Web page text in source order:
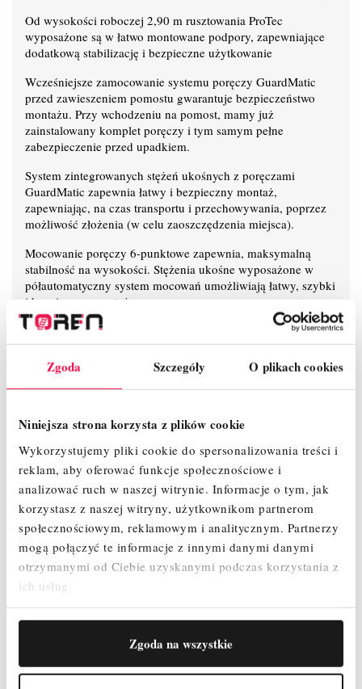
Zgoda Szczegóły O plikach cookies
Niniejsza strona korzysta z plików cookie
Wykorzystujemy pliki cookie do spersonalizowania treści i
reklam, aby oferować funkcje społecznościowe i
analizować ruch w naszej witrynie. Informacje o tym, jak
korzystasz z naszej witryny, użytkownikom partnerom
społecznościowym, reklamowym i analitycznym. Partnerzy
mogą połączyć te informacje z innymi danymi danymi
otrzymanymi od Ciebie uzyskanymi podczas korzystania z
ich usług.
Zgoda na wszystkie
Od wysokości roboczej 2,90 m rusztowania ProTec
wyposażone są w łatwo montowane podpory, zapewniające
dodatkową stabilizację i bezpieczne użytkowanie
Wcześniejsze zamocowanie systemu poręczy GuardMatic
przed zawieszeniem pomostu gwarantuje bezpieczeństwo
montażu. Przy wchodzeniu na pomost, mamy już
zainstalowany komplet poręczy i tym samym pełne
zabezpieczenie przed upadkiem.
System zintegrowanych stężeń ukośnych z poręczami
GuardMatic zapewnia łatwy i bezpieczny montaż,
zapewniając, na czas transportu i przechowywania, poprzez
możliwość złożenia (w celu zaoszczędzenia miejsca).
Mocowanie poręczy 6-punktowe zapewnia, maksymalną
stabilność na wysokości. Stężenia ukośne wyposażone w
półautomatyczny system mocowań umożliwiają łatwy, szybki
i bezpieczny montaż.
Nowoczesny i innowacyjny kształt stężeń ukośnych zapewnia
maksymalną przestrzeń użytkową na pomoście.
Podstawowa konstrukcja gwarantuje łatwy, szybki montaż i
demontaż
Maksymalna odległość pomiędzy kolejnymi pomostami
wynosi 2 m zapewniając przy tym szybki i beznarzędziowy
montaż.
Wchodzenie od wewnętrznej strony rusztowania jest
bezpieczne dzięki antypoślizgowym, profilowanym
szczeblom zamontowanym na ramie pionowej
Dwie 1-metrowe ramy pionowe w zestawie, które można
połączyć w 2-metrową ramę pionową, umożliwiają elastyczny
montaż
Odporny na warunki atmosferyczne i antypoślizgowy pomost
(2,00 x 0,60 m)
Rolki jezdne wyposażone w hamulec oraz regulację
wysokości pozwalające niwelować nierówności podłoża.